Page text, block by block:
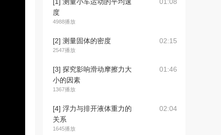
度
4988播放
[2] 测量固体的密度
2547播放
02:15
[3] 探究影响滑动摩擦力大
小的因素
1367播放
01:46
[4] 浮力与排开液体重力的
关系
1645播放
02:04